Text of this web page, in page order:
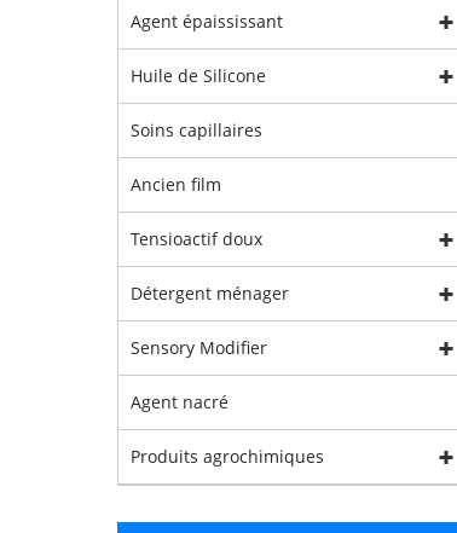
Agent épaississant
Huile de Silicone
Soins capillaires
Ancien film
Tensioactif doux
Détergent ménager
Sensory Modifier
Agent nacré
Produits agrochimiques